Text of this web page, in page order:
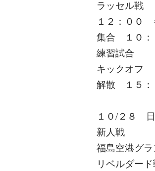
ラッセル戦
１２：００
集合 １０：
練習試合
キックオフ
解散 １５：
１０/２８
新人戦
福島空港グ
リベルダー